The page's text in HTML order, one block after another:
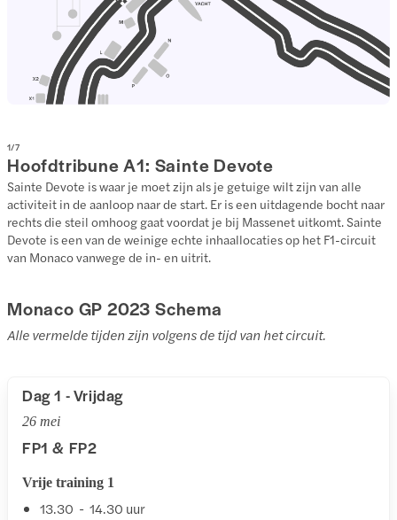
1/7
Hoofdtribune A1: Sainte Devote
Sainte Devote is waar je moet zijn als je getuige wilt zijn van alle
activiteit in de aanloop naar de start. Er is een uitdagende bocht naar
rechts die steil omhoog gaat voordat je bij Massenet uitkomt. Sainte
Devote is een van de weinige echte inhaallocaties op het F1-circuit
van Monaco vanwege de in- en uitrit.
Monaco GP 2023 Schema
Alle vermelde tijden zijn volgens de tijd van het circuit.
Dag 1 - Vrijdag
26 mei
FP1 & FP2
Vrije training 1
13.30 - 14.30 uur